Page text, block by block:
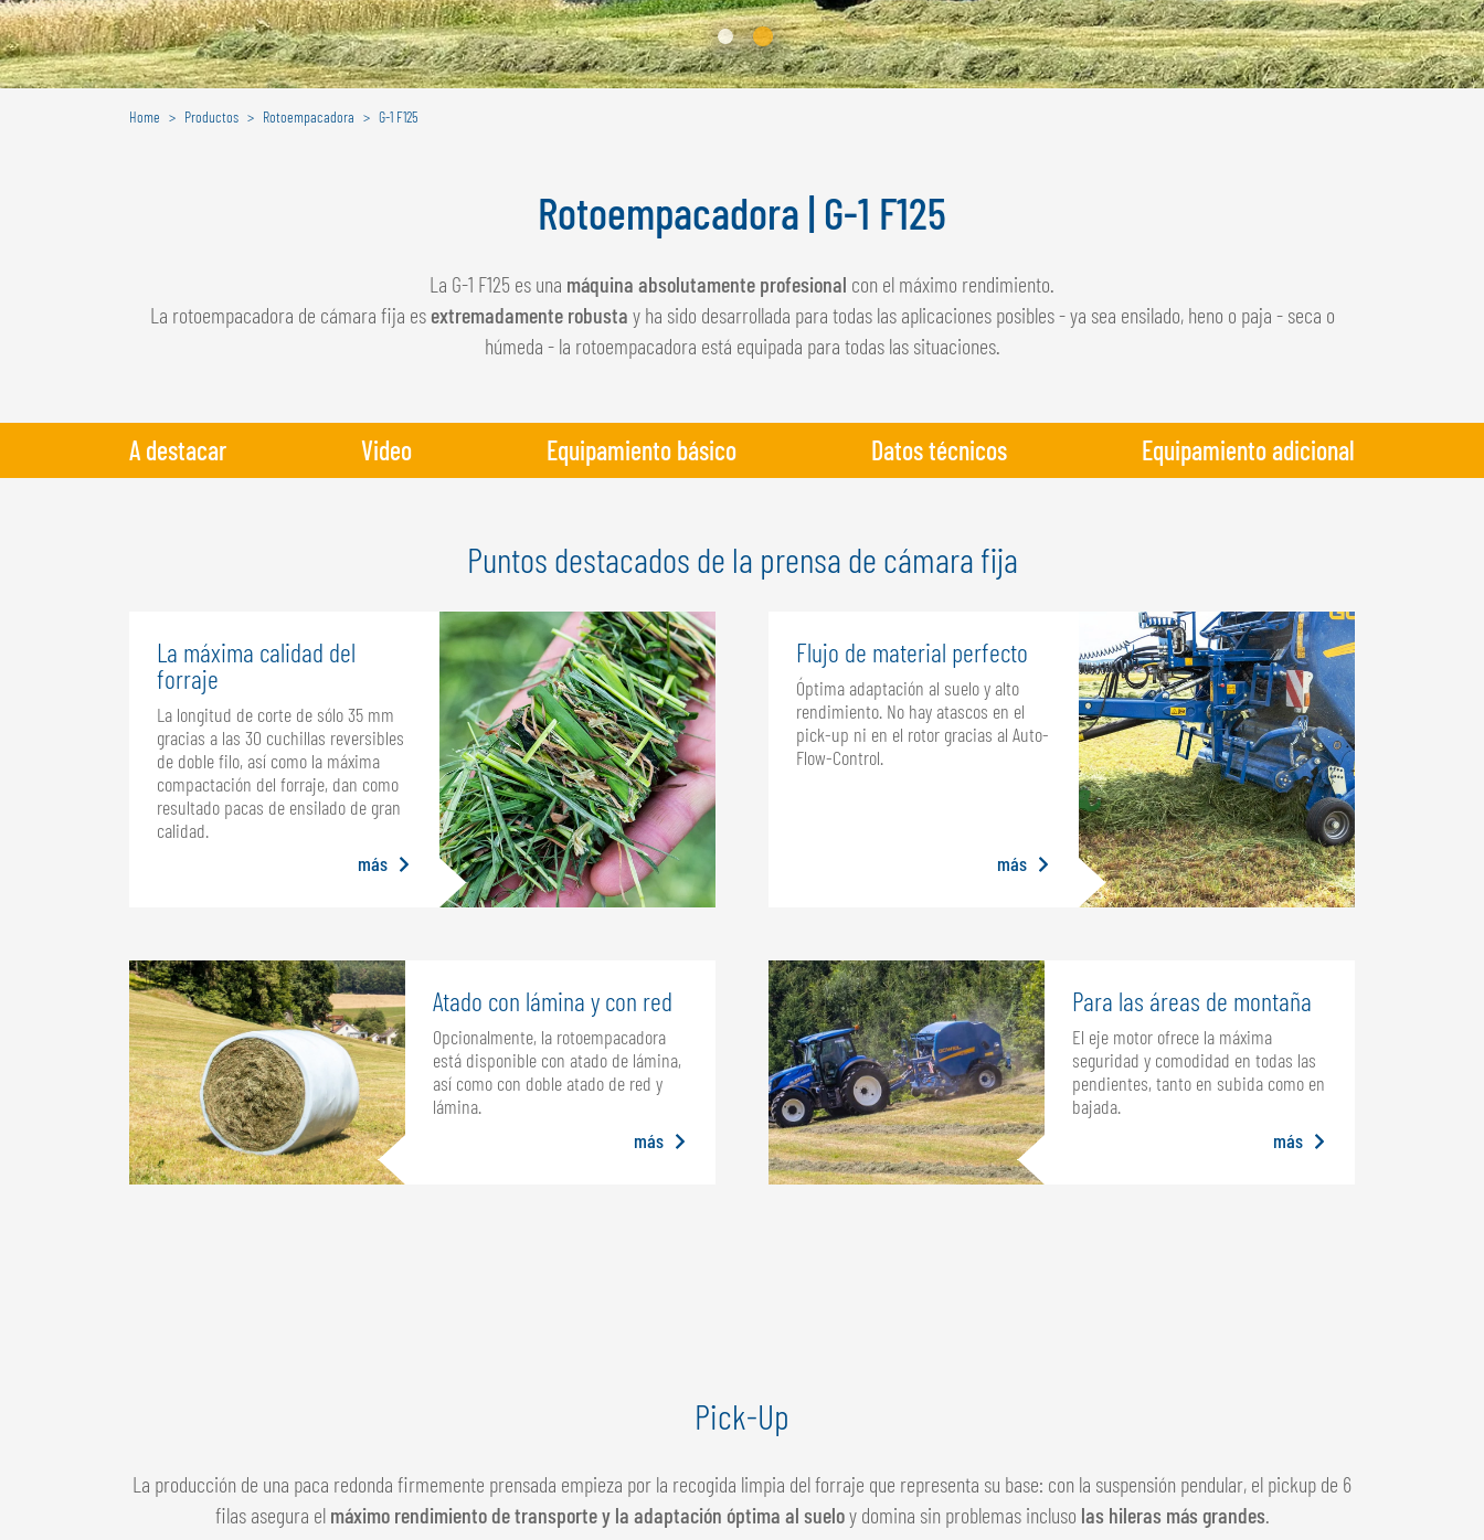
Home Productos Rotoempacadora G-1 F125
Rotoempacadora | G-1 F125
La G-1 F125 es una máquina absolutamente profesional con el máximo rendimiento.
La rotoempacadora de cámara fija es extremadamente robusta y ha sido desarrollada para todas las aplicaciones posibles - ya sea ensilado, heno o paja - seca o
húmeda - la rotoempacadora está equipada para todas las situaciones.
A destacar Video Equipamiento básico Datos técnicos Equipamiento adicional
Puntos destacados de la prensa de cámara fija
La máxima calidad del
forraje
La longitud de corte de sólo 35 mm
gracias a las 30 cuchillas reversibles
de doble filo, así como la máxima
compactación del forraje, dan como
resultado pacas de ensilado de gran
calidad.
más
Flujo de material perfecto
Óptima adaptación al suelo y alto
rendimiento. No hay atascos en el
pick-up ni en el rotor gracias al Auto-
Flow-Control.
más
Atado con lámina y con red
Opcionalmente, la rotoempacadora
está disponible con atado de lámina,
así como con doble atado de red y
lámina.
más
Para las áreas de montaña
El eje motor ofrece la máxima
seguridad y comodidad en todas las
pendientes, tanto en subida como en
bajada.
más
Pick-Up
La producción de una paca redonda firmemente prensada empieza por la recogida limpia del forraje que representa su base: con la suspensión pendular, el pickup de 6
filas asegura el máximo rendimiento de transporte y la adaptación óptima al sueloy domina sin problemas incluso las hileras más grandes.